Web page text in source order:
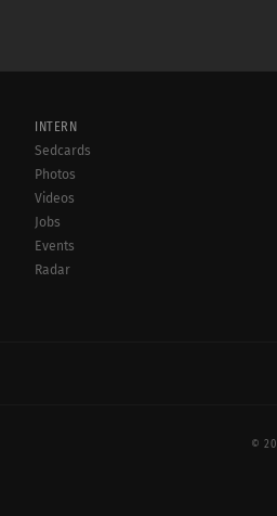
INTERN
Sedcards
Photos
Videos
Jobs
Events
Radar
©